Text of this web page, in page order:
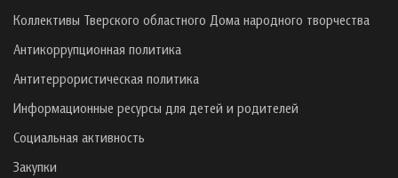
Коллективы Тверского областного Дома народного творчества
Антикоррупционная политика
Антитеррористическая политика
Информационные ресурсы для детей и родителей
Социальная активность
Закупки